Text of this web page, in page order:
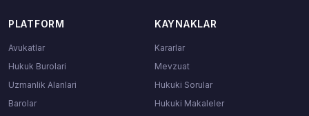
PLATFORM
Avukatlar
Hukuk Burolari
Uzmanlik Alanlari
Barolar
KAYNAKLAR
Kararlar
Mevzuat
Hukuki Sorular
Hukuki Makaleler